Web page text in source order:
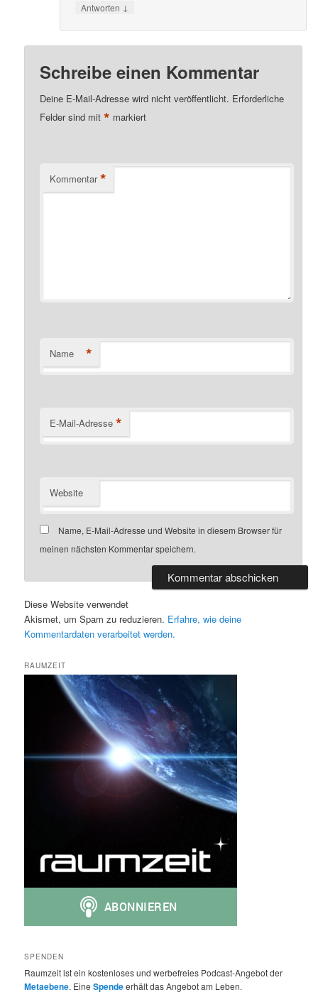
Antworten ↓
Schreibe einen Kommentar
Deine E-Mail-Adresse wird nicht veröffentlicht. Erforderliche
Felder sind mit* markiert
Kommentar *
Name *
E-Mail-Adresse *
Website
Name, E-Mail-Adresse und Website in diesem Browser für
meinen nächsten Kommentar speichern.
Diese Website verwendet
Akismet, um Spam zu reduzieren. Erfahre, wie deine
Kommentardaten verarbeitet werden.
RAUMZEIT
SPENDEN
Raumzeit ist ein kostenloses und werbefreies Podcast-Angebot der
Metaebene. EineSpendeerhält das Angebot am Leben.